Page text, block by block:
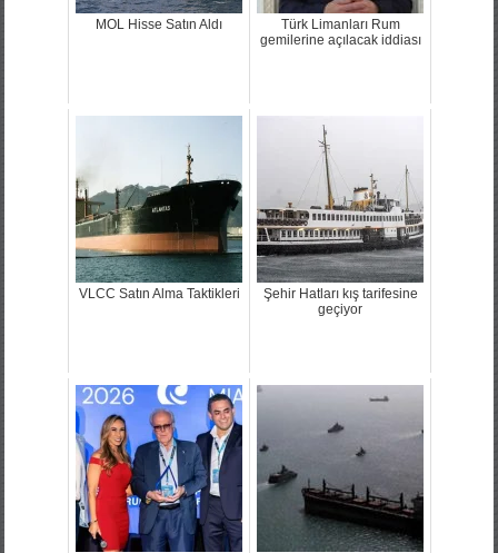
MOL Hisse Satın Aldı
Türk Limanları Rum
gemilerine açılacak iddiası
VLCC Satın Alma Taktikleri
Şehir Hatları kış tarifesine
geçiyor